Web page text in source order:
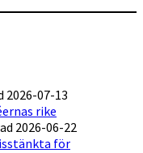
2026-07-13
rike
2026-06-22
för